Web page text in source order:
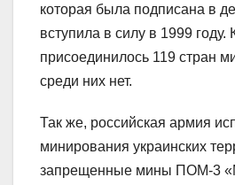
которая была подписана в
вступила в силу в 1999 году.
присоединилось 119 стран
среди них нет.
Так же, российская армия
минирования украинских
запрещенные мины ПОМ-3